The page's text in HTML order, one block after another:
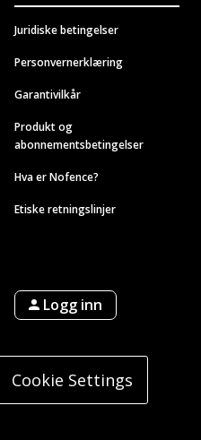
Juridiske betingelser
Personvernerklæring
Garantivilkår
Produkt og
abonnementsbetingelser
Hva er Nofence?
Etiske retningslinjer
Logg inn
Cookie Settings